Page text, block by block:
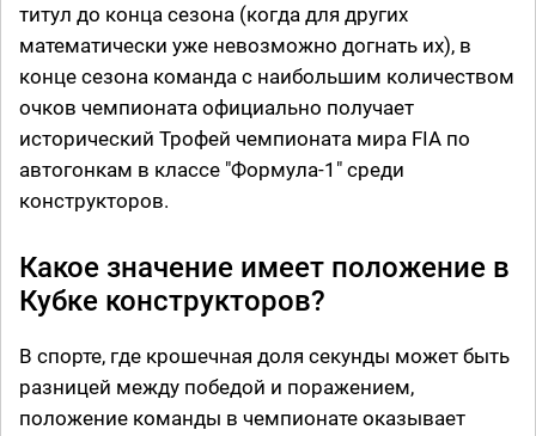
титул до конца сезона (когда для других
математически уже невозможно догнать их), в
конце сезона команда с наибольшим количеством
очков чемпионата официально получает
исторический Трофей чемпионата мира FIA по
автогонкам в классе "Формула-1" среди
конструкторов.
Какое значение имеет положение в
Кубке конструкторов?
В спорте, где крошечная доля секунды может быть
разницей между победой и поражением,
положение команды в чемпионате оказывает